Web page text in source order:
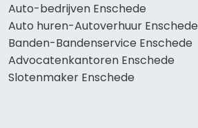
Auto-bedrijven Enschede
Auto huren-Autoverhuur Enschede
Banden-Bandenservice Enschede
Advocatenkantoren Enschede
Slotenmaker Enschede